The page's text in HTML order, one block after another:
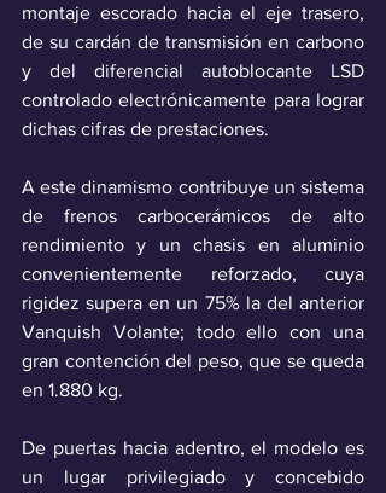
montaje escorado hacia el eje trasero,
de su cardán de transmisión en carbono
y del diferencial autoblocante LSD
controlado electrónicamente para lograr
dichas cifras de prestaciones.
A este dinamismo contribuye un sistema
de frenos carbocerámicos de alto
rendimiento y un chasis en aluminio
convenientemente reforzado, cuya
rigidez supera en un 75% la del anterior
Vanquish Volante; todo ello con una
gran contención del peso, que se queda
en 1.880 kg.
De puertas hacia adentro, el modelo es
un lugar privilegiado y concebido